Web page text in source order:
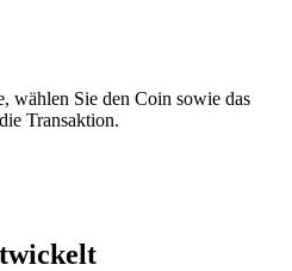
wählen Sie den Coin sowie das
Transaktion.